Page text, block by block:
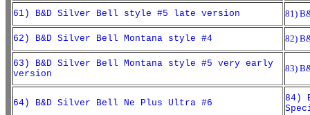
61) B&D Silver Bell style #5 late version 81)
62) B&D Silver Bell Montana style #4 82)
63) B&D Silver Bell Montana style #5 very early
version
83)
64) B&D Silver Bell Ne Plus Ultra #6
84)